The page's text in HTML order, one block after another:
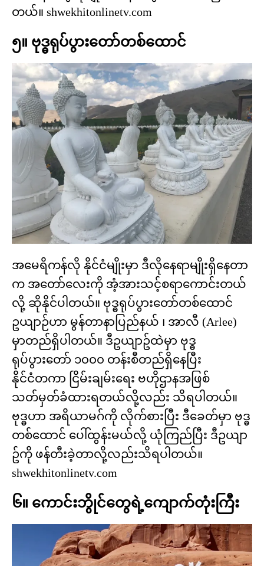
တယ်။ shwekhitonlinetv.com
၅။ ဗုဒ္ဓရုပ်ပွားတော်တစ်ထောင်
အမေရိကန်လို နိုင်ငံမျိုးမှာ ဒီလိုနေရာမျိုးရှိနေတာ
က အတော်လေးကို အံ့အားသင့်စရာကောင်းတယ်
လို့ ဆိုနိုင်ပါတယ်။ ဗုဒ္ဓရုပ်ပွားတော်တစ်ထောင်
ဥယျာဉ်ဟာ မွန်တာနာပြည်နယ် ၊ အာလီ (Arlee)
မှာတည်ရှိပါတယ်။ ဒီဥယျာဥ်ထဲမှာ ဗုဒ္ဓ
ရုပ်ပွားတော် ၁၀၀၀ တန်းစီတည်ရှိနေပြီး
နိုင်ငံတကာ ငြိမ်းချမ်းရေး ဗဟိုဌာနအဖြစ်
သတ်မှတ်ခံထားရတယ်လို့လည်း သိရပါတယ်။
ဗုဒ္ဓဟာ အရိယာမဂ်ကို လိုက်စားပြီး ဒီခေတ်မှာ ဗုဒ္ဓ
တစ်ထောင် ပေါ်ထွန်းမယ်လို့ ယုံကြည်ပြီး ဒီဥယျာ
ဥ်ကို ဖန်တီးခဲ့တာလို့လည်းသိရပါတယ်။
shwekhitonlinetv.com
၆။ ကောင်းဘွိုင်တွေရဲ့ကျောက်တုံးကြီး